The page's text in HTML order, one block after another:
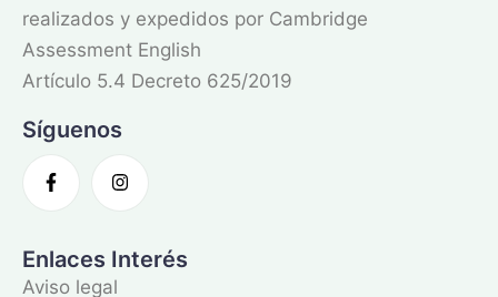
realizados y expedidos por Cambridge
Assessment English
Artículo 5.4 Decreto 625/2019
Síguenos
Enlaces Interés
Aviso legal